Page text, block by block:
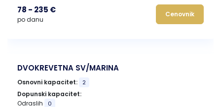
78 - 235 €
po danu
Cenovnik
DVOKREVETNA SV/MARINA
Osnovni kapacitet: 2
Dopunski kapacitet:
Odraslih
0